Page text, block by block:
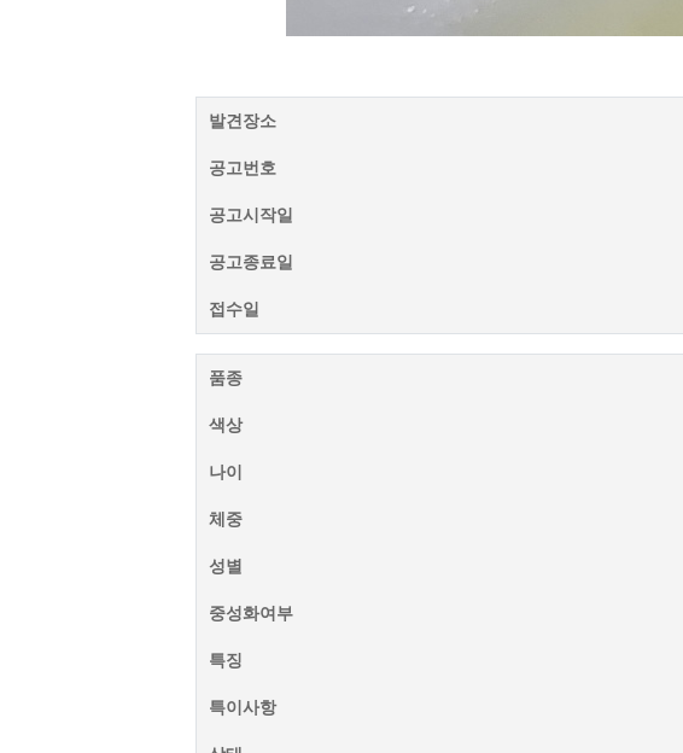
발견장소
공고번호
공고시작일
공고종료일
접수일
품종
색상
나이
체중
성별
중성화여부
특징
특이사항